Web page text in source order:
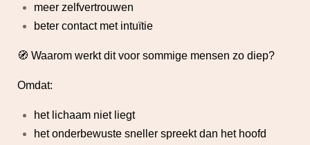
meer zelfvertrouwen
beter contact met intuïtie
🧭 Waarom werkt dit voor sommige mensen zo diep?
Omdat:
het lichaam niet liegt
het onderbewuste sneller spreekt dan het hoofd